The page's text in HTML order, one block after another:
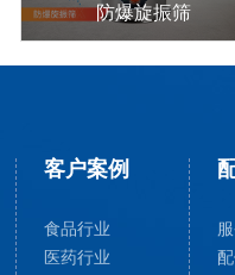
防爆旋振筛
客户案例
食品行业
医药行业